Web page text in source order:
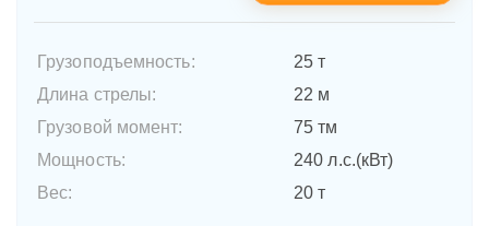
Грузоподъемность:
25 т
Длина стрелы:
22 м
Грузовой момент:
75 тм
Мощность:
240 л.с.(кВт)
Вес:
20 т